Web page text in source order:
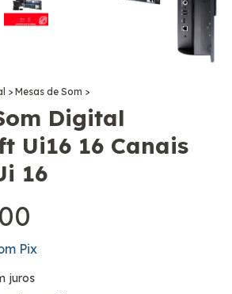
> Mesas de Som >
Digital
Ui16 16 Canais
16
Pix
juros